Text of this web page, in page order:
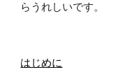
らうれしいです。
はじめに